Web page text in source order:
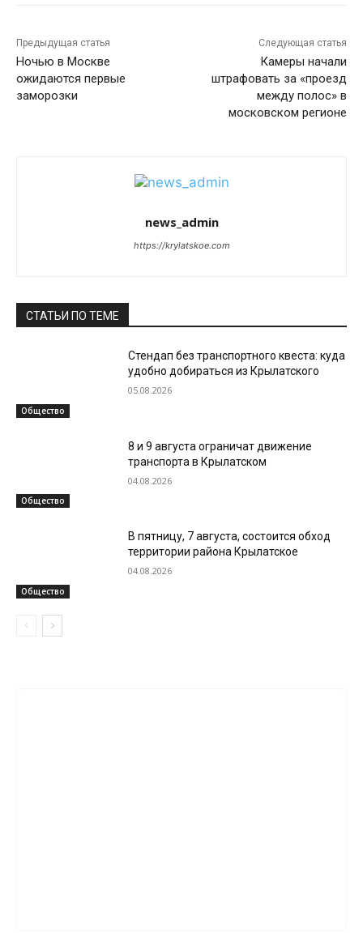
Предыдущая статья
Ночью в Москве
ожидаются первые
заморозки
Следующая статья
Камеры начали
штрафовать за «проезд
между полос» в
московском регионе
news_admin
https://krylatskoe.com
СТАТЬИ ПО ТЕМЕ
Общество
Стендап без транспортного квеста: куда
удобно добираться из Крылатского
05.08.2026
Общество
8 и 9 августа ограничат движение
транспорта в Крылатском
04.08.2026
Общество
В пятницу, 7 августа, состоится обход
территории района Крылатское
04.08.2026